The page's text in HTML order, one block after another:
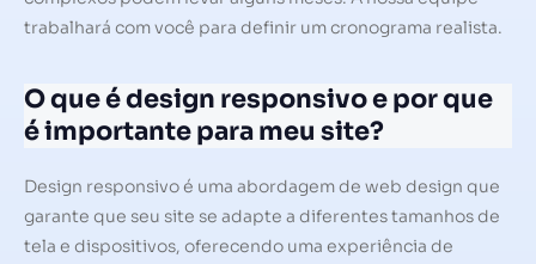
trabalhará com você para definir um cronograma realista.
O que é design responsivo e por que
é importante para meu site?
Design responsivo é uma abordagem de web design que
garante que seu site se adapte a diferentes tamanhos de
tela e dispositivos, oferecendo uma experiência de